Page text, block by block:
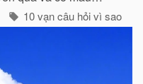
10 vạn câu hỏi vì sao